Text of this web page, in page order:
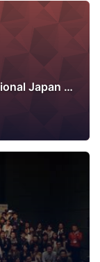
International JAWS - International Japan AWS User Group